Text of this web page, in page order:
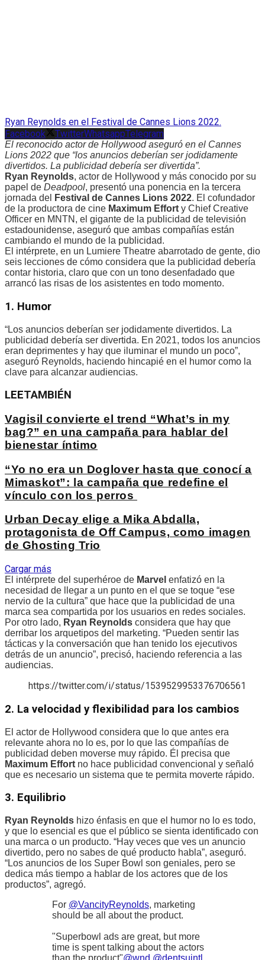
Ryan Reynolds en el Festival de Cannes Lions 2022.
Facebook
TwitterWhatsappTelegram
El reconocido actor de Hollywood aseguró en el Cannes
Lions 2022 que “los anuncios deberían ser jodidamente
divertidos. La publicidad debería ser divertida”.
Ryan Reynolds, actor de Hollywood y más conocido por su
papel de Deadpool, presentó una ponencia en la tercera
jornada del
Festival de Cannes Lions 2022. El cofundador
de la productora de cine Maximum Effort y Chief Creative
Officer en MNTN, el gigante de la publicidad de televisión
estadounidense, aseguró que ambas compañías están
cambiando el mundo de la publicidad.
El intérprete, en un Lumiere Theatre abarrotado de gente, dio
seis lecciones de cómo considera que la publicidad debería
contar historia, claro que con un tono desenfadado que
arrancó las risas de los asistentes en todo momento.
1. Humor
“Los anuncios deberían ser jodidamente divertidos. La
publicidad debería ser divertida. En 2021, todos los anuncios
eran deprimentes y hay que iluminar el mundo un poco”,
aseguró Reynolds, haciendo hincapié en el humor como la
clave para alcanzar audiencias.
LEETAMBIÉN
Vagisil convierte el trend “What’s in my
bag?” en una campaña para hablar del
bienestar íntimo
“Yo no era un Doglover hasta que conocí a
Mimaskot”: la campaña que redefine el
vínculo con los perros
Urban Decay elige a Mika Abdalla,
protagonista de Off Campus, como imagen
de Ghosting Trio
Cargar más
El intérprete del superhéroe de Marvel enfatizó en la
necesidad de llegar a un punto en el que se toque “ese
nervio de la cultura” que hace que la publicidad de una
marca sea compartida por los usuarios en redes sociales.
Por otro lado, Ryan Reynolds considera que hay que
derribar los arquetipos del marketing. “Pueden sentir las
tácticas y la conversación que han tenido los ejecutivos
detrás de un anuncio”, precisó, haciendo referencia a las
audiencias.
https://twitter.com/i/status/1539529953376706561
2. La velocidad y flexibilidad para los cambios
El actor de Hollywood considera que lo que antes era
relevante ahora no lo es, por lo que las compañías de
publicidad deben moverse muy rápido. Él precisa que
Maximum Effort no hace publicidad convencional y señaló
que es necesario un sistema que te permita moverte rápido.
3. Equilibrio
Ryan Reynolds hizo énfasis en que el humor no lo es todo,
y que lo esencial es que el público se sienta identificado con
una marca o un producto. “Hay veces que ves un anuncio
divertido, pero no sabes de qué producto habla”, aseguró.
“Los anuncios de los Super Bowl son geniales, pero se
dedica más tiempo a hablar de los actores que de los
productos”, agregó.
For @VancityReynolds, marketing
should be all about the product.
"Superbowl ads are great, but more
time is spent talking about the actors
than the product"@wnd @dentsuintl